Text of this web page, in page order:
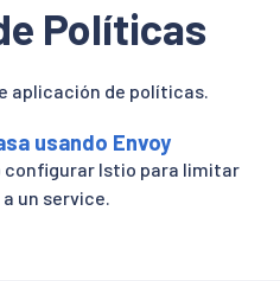
Políticas
aplicación de políticas.
usando Envoy
Istio para limitar
un service.